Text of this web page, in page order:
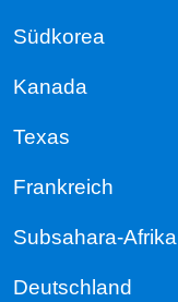
Südkorea
Kanada
Texas
Frankreich
Subsahara-Afrika
Deutschland